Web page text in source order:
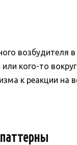
возбудителя
кого-то
к реакции на